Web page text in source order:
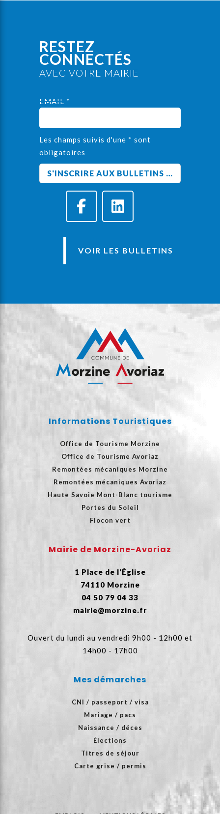
RESTEZ
CONNECTÉS
AVEC VOTRE MAIRIE
EMAIL *
Les champs suivis d'une * sont
obligatoires
VOIR LES BULLETINS
Informations Touristiques
Office de Tourisme Morzine
Office de Tourisme Avoriaz
Remontées mécaniques Morzine
Remontées mécaniques Avoriaz
Haute Savoie Mont-Blanc tourisme
Portes du Soleil
Flocon vert
Mairie de Morzine-Avoriaz
1 Place de l'Église
74110 Morzine
04 50 79 04 33
mairie@morzine.fr
Ouvert du lundi au vendredi 9h00 - 12h00 et
14h00 - 17h00
Mes démarches
CNI / passeport / visa
Mariage / pacs
Naissance / déces
Élections
Titres de séjour
Carte grise / permis